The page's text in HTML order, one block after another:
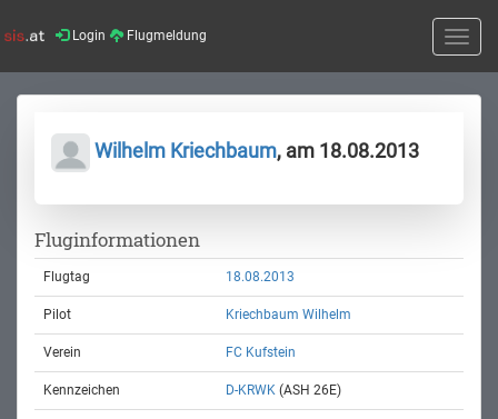
Login Flugmeldung
Toggle
Wilhelm Kriechbaum, am 18.08.2013
Fluginformationen
Flugtag 18.08.2013
Pilot Kriechbaum Wilhelm
Verein FC Kufstein
Kennzeichen D-KRWK (ASH 26E)